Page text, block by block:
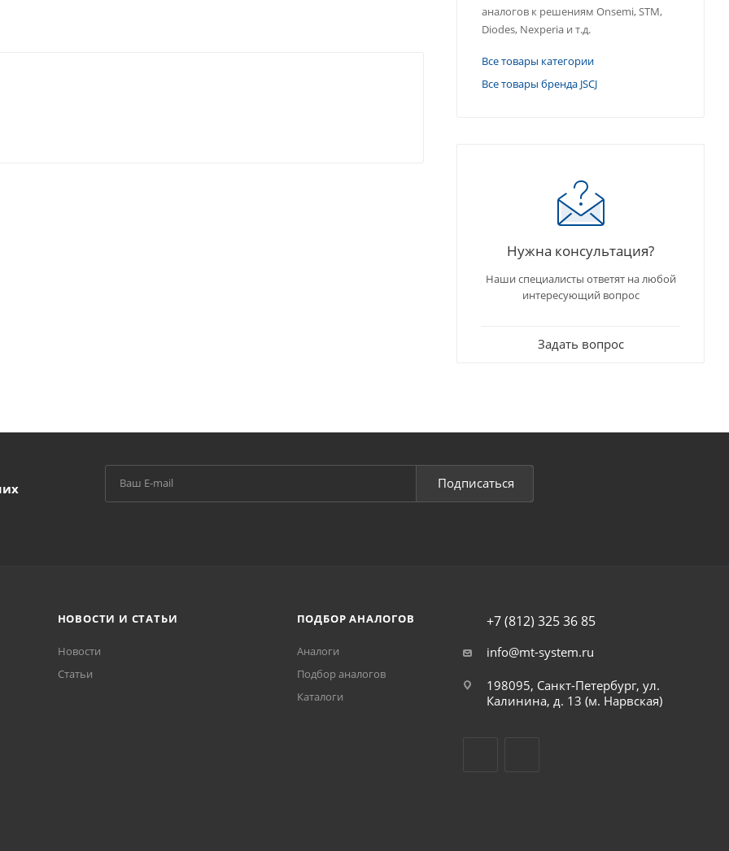
аналогов к решениям Onsemi, STM,
Diodes, Nexperia и т.д.
Все товары категории
Все товары бренда JSCJ
Нужна консультация?
Наши специалисты ответят на любой
интересующий вопрос
Задать вопрос
Подписаться
НОВОСТИ И СТАТЬИ
Новости
Статьи
ПОДБОР АНАЛОГОВ
Аналоги
Подбор аналогов
Каталоги
+7 (812) 325 36 85
info@mt-system.ru
198095, Санкт-Петербург, ул.
Калинина, д. 13 (м. Нарвская)